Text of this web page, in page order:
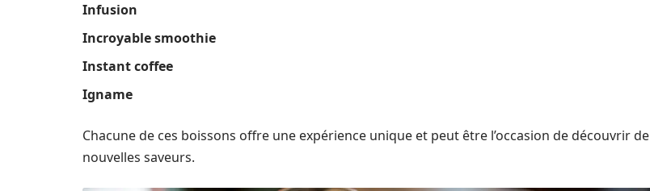
Infusion
Incroyable smoothie
Instant coffee
Igname
Chacune de ces boissons offre une expérience unique et peut être l’occasion de découvrir de
nouvelles saveurs.